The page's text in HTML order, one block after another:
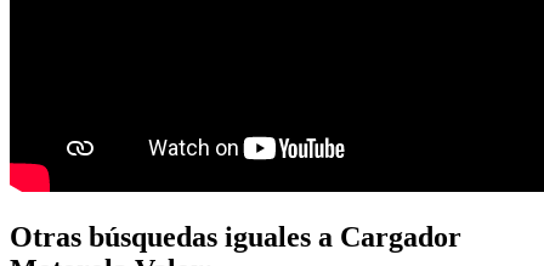
Otras búsquedas iguales a Cargador